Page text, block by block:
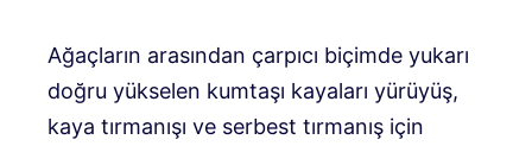
Ağaçların arasından çarpıcı biçimde yukarı
doğru yükselen kumtaşı kayaları yürüyüş,
kaya tırmanışı ve serbest tırmanış için